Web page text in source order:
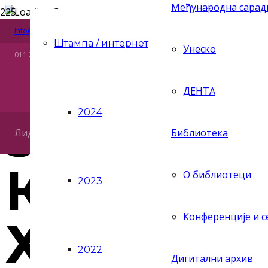
Риге од Фере 4, 11158 Београд, Република Србија
info@zaprokul.org.rs
011 2637 565
Ћир
Eng
Штампа / интернет
2024
2023
2022
Лидер статистике у култури
Међународна
Унеско
ДЕНТА
Библиотека
О библиотеци
Конференције и
Дигитални архив
« All Events
This event has passed.
5.3.